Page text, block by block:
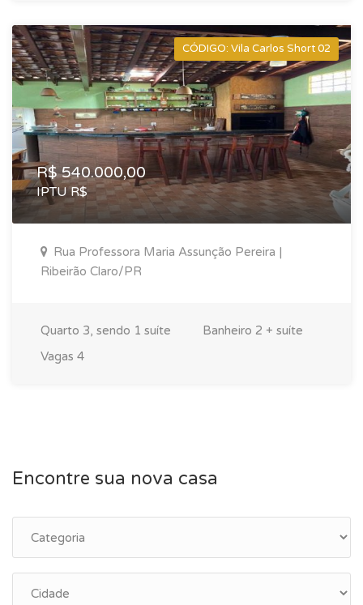
CÓDIGO: Vila Carlos Short 02
R$ 540.000,00
IPTU R$
Rua Professora Maria Assunção Pereira |
Ribeirão Claro/PR
Quarto 3, sendo 1 suíte Banheiro 2 + suíte
Vagas 4
Encontre sua nova casa